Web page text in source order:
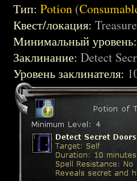
Тип: Potion (
Квест/локация:
Минимальный уровень:
Заклинание: Detect
Уровень заклинателя: